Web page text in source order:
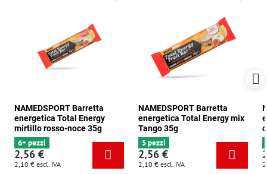
NAMEDSPORT Barretta
energetica Total Energy
mirtillo rosso-noce 35g
6+ pezzi
2,56 €
2,10 € escl. IVA
NAMEDSPORT Barretta
energetica Total Energy mix
Tango 35g
5 pezzi
2,56 €
2,10 € escl. IVA